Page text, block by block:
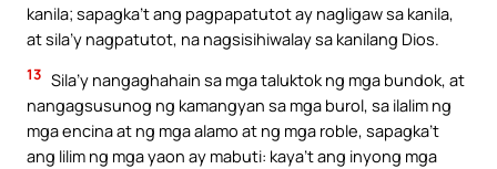
kanila; sapagka’t ang pagpapatutot ay nagligaw sa kanila,
at sila’y nagpatutot, na nagsisihiwalay sa kanilang Dios.
13 Sila’y nangaghahain sa mga taluktok ng mga bundok, at
nangagsusunog ng kamangyan sa mga burol, sa ilalim ng
mga encina at ng mga alamo at ng mga roble, sapagka’t
ang lilim ng mga yaon ay mabuti: kaya’t ang inyong mga